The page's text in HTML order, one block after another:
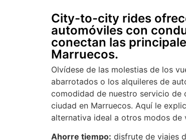
City-to-city rides
automóviles con
conectan las
Marruecos.
Olvídese de las molestias de los
abarrotados o los alquileres de
comodidad de nuestro servicio
ciudad en Marruecos. Aquí le
alternativa ideal a otros modos de
Ahorre tiempo: disfrute de viajes